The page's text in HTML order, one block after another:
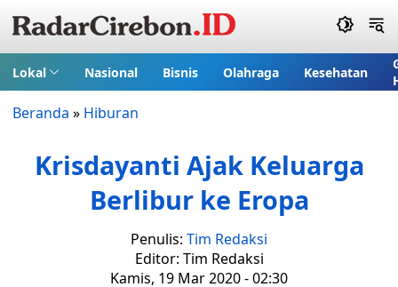
Lokal Nasional Bisnis Olahraga Kesehatan
Beranda » Hiburan
Krisdayanti Ajak Keluarga
Berlibur ke Eropa
Penulis: Tim Redaksi
Editor: Tim Redaksi
Kamis, 19 Mar 2020 - 02:30